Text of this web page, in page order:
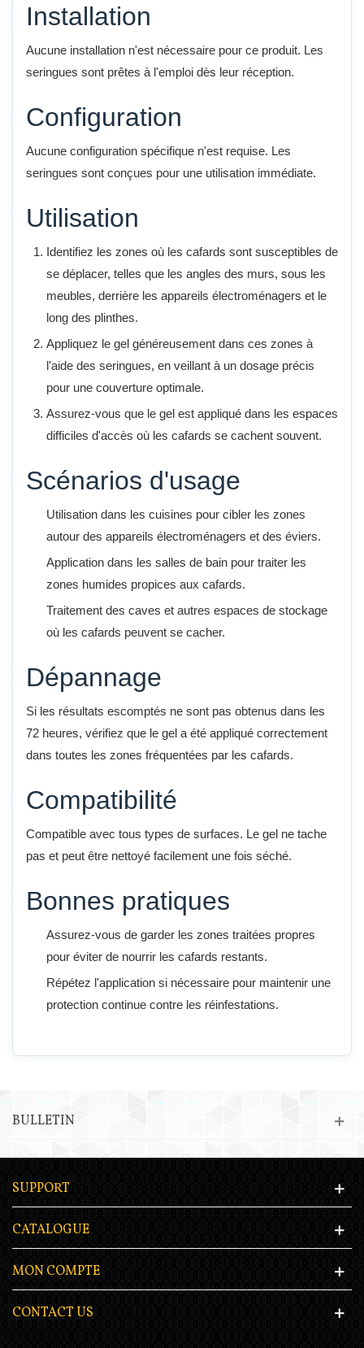
Installation
Aucune installation n'est nécessaire pour ce produit. Les
seringues sont prêtes à l'emploi dès leur réception.
Configuration
Aucune configuration spécifique n'est requise. Les
seringues sont conçues pour une utilisation immédiate.
Utilisation
Identifiez les zones où les cafards sont susceptibles de
se déplacer, telles que les angles des murs, sous les
meubles, derrière les appareils électroménagers et le
long des plinthes.
Appliquez le gel généreusement dans ces zones à
l'aide des seringues, en veillant à un dosage précis
pour une couverture optimale.
Assurez-vous que le gel est appliqué dans les espaces
difficiles d'accès où les cafards se cachent souvent.
Scénarios d'usage
Utilisation dans les cuisines pour cibler les zones
autour des appareils électroménagers et des éviers.
Application dans les salles de bain pour traiter les
zones humides propices aux cafards.
Traitement des caves et autres espaces de stockage
où les cafards peuvent se cacher.
Dépannage
Si les résultats escomptés ne sont pas obtenus dans les
72 heures, vérifiez que le gel a été appliqué correctement
dans toutes les zones fréquentées par les cafards.
Compatibilité
Compatible avec tous types de surfaces. Le gel ne tache
pas et peut être nettoyé facilement une fois séché.
Bonnes pratiques
Assurez-vous de garder les zones traitées propres
pour éviter de nourrir les cafards restants.
Répétez l'application si nécessaire pour maintenir une
protection continue contre les réinfestations.
BULLETIN
SUPPORT
CATALOGUE
MON COMPTE
CONTACT US